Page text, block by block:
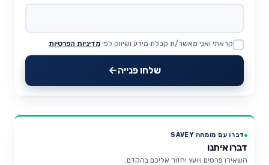
Website
קראתי ואני מאשר/ת קבלת מידע ושיווק לפי מדיניות הפרטיות
שלחו פנייה
דברו עם מומחה SAVEY
דברו איתנו
השאירו פרטים ויועץ יחזור אליכם בהקדם.